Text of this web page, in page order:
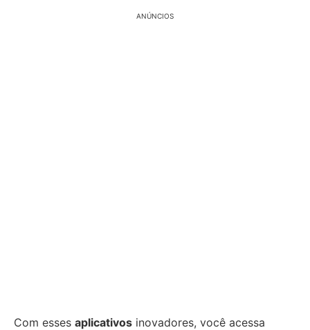
ANÚNCIOS
Com esses aplicativos inovadores, você acessa